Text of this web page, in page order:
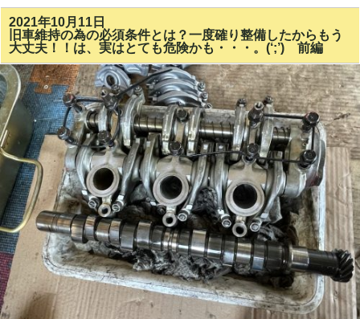
2021年10月11日
旧車維持の為の必須条件とは？一度確り整備したからもう
大丈夫！！は、実はとても危険かも・・・。(‘;’) 前編